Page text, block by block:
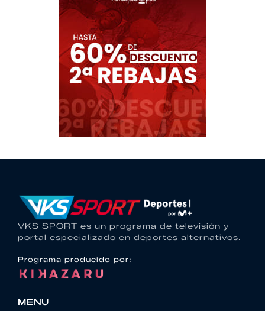
VKS SPORT es un programa de televisión y
portal especializado en deportes alternativos.
Programa producido por:
MENU